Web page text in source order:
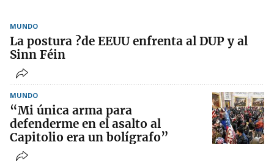
MUNDO
La postura ?de EEUU enfrenta al DUP y al
Sinn Féin
MUNDO
“Mi única arma para
defenderme en el asalto al
Capitolio era un bolígrafo”